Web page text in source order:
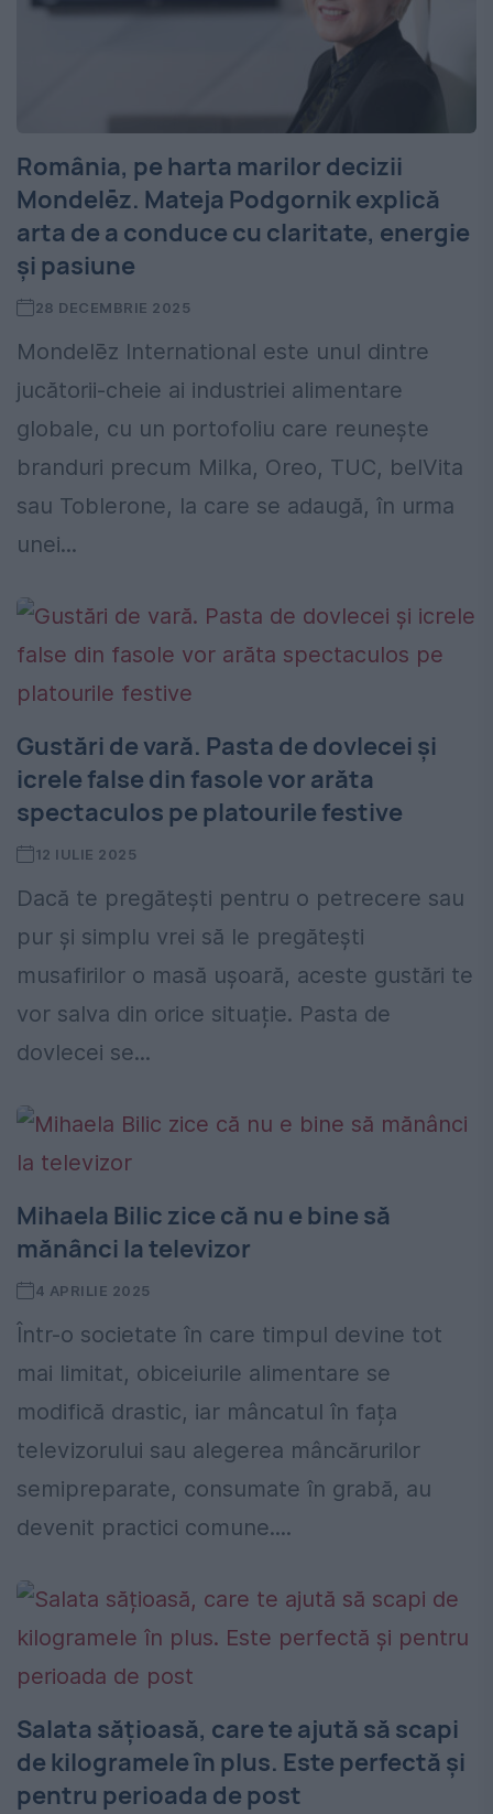
România, pe harta marilor decizii
Mondelēz. Mateja Podgornik explică
arta de a conduce cu claritate, energie
și pasiune
28 DECEMBRIE 2025
Mondelēz International este unul dintre
jucătorii-cheie ai industriei alimentare
globale, cu un portofoliu care reunește
branduri precum Milka, Oreo, TUC, belVita
sau Toblerone, la care se adaugă, în urma
unei...
Gustări de vară. Pasta de dovlecei și
icrele false din fasole vor arăta
spectaculos pe platourile festive
12 IULIE 2025
Dacă te pregătești pentru o petrecere sau
pur și simplu vrei să le pregătești
musafirilor o masă ușoară, aceste gustări te
vor salva din orice situație. Pasta de
dovlecei se...
Mihaela Bilic zice că nu e bine să
mănânci la televizor
4 APRILIE 2025
Într-o societate în care timpul devine tot
mai limitat, obiceiurile alimentare se
modifică drastic, iar mâncatul în fața
televizorului sau alegerea mâncărurilor
semipreparate, consumate în grabă, au
devenit practici comune....
Salata sățioasă, care te ajută să scapi
de kilogramele în plus. Este perfectă și
pentru perioada de post